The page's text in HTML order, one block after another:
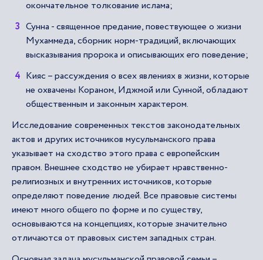
окончательное толкование ислама;
Сунна - священное предание, повествующее о жизни
Мухаммеда, сборник норм-традиций, включающих
высказывания пророка и описывающих его поведение;
Кияс – рассуждения о всех явлениях в жизни, которые
не охвачены Кораном, Иджмой или Сунной, обладают
общественным и законным характером.
Исследование современных текстов законодательных
актов и других источников мусульманского права
указывает на сходство этого права с европейским
правом. Внешнее сходство не убирает нравственно-
религиозных и внутренних источников, которые
определяют поведение людей. Все правовые системы
имеют много общего по форме и по существу,
основываются на концепциях, которые значительно
отличаются от правовых систем западных стран.